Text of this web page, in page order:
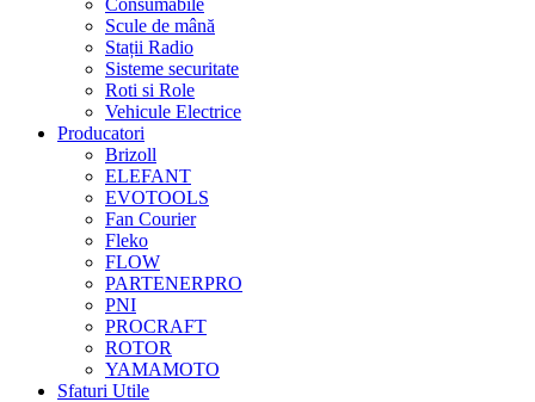
Consumabile
Scule de mână
Stații Radio
Sisteme securitate
Roti si Role
Vehicule Electrice
Producatori
Brizoll
ELEFANT
EVOTOOLS
Fan Courier
Fleko
FLOW
PARTENERPRO
PNI
PROCRAFT
ROTOR
YAMAMOTO
Sfaturi Utile